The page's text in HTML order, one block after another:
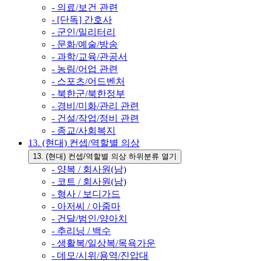
- 의료/보건 관련
- [단독] 간호사
- 군인/밀리터리
- 문화/예술/방송
- 과학/교육/관공서
- 농림/어업 관련
- 스포츠/어드벤처
- 북한군/북한정부
- 경비/미화/관리 관련
- 건설/작업/정비 관련
- 종교/사회복지
13. (현대) 컨셉/역할별 의상
13. (현대) 컨셉/역할별 의상 하위분류 열기
- 양복 / 회사원(남)
- 코트 / 회사원(남)
- 형사 / 보디가드
- 아저씨 / 아줌마
- 건달/범인/양아치
- 추리닝 / 백수
- 생활복/일상복/목욕가운
- 데모/시위/용역/진압대